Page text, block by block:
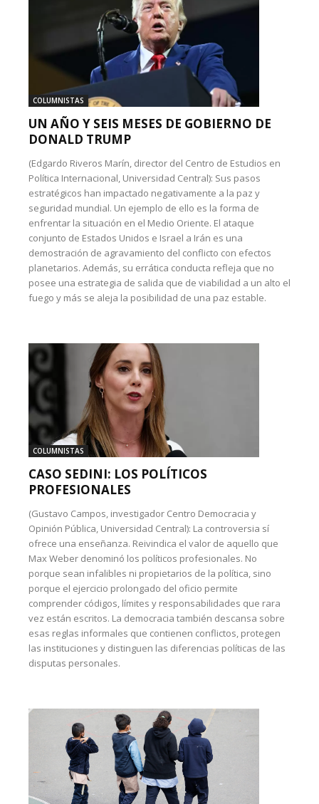
COLUMNISTAS
UN AÑO Y SEIS MESES DE GOBIERNO DE
DONALD TRUMP
(Edgardo Riveros Marín, director del Centro de Estudios en
Política Internacional, Universidad Central): Sus pasos
estratégicos han impactado negativamente a la paz y
seguridad mundial. Un ejemplo de ello es la forma de
enfrentar la situación en el Medio Oriente. El ataque
conjunto de Estados Unidos e Israel a Irán es una
demostración de agravamiento del conflicto con efectos
planetarios. Además, su errática conducta refleja que no
posee una estrategia de salida que de viabilidad a un alto el
fuego y más se aleja la posibilidad de una paz estable.
COLUMNISTAS
CASO SEDINI: LOS POLÍTICOS
PROFESIONALES
(Gustavo Campos, investigador Centro Democracia y
Opinión Pública, Universidad Central): La controversia sí
ofrece una enseñanza. Reivindica el valor de aquello que
Max Weber denominó los políticos profesionales. No
porque sean infalibles ni propietarios de la política, sino
porque el ejercicio prolongado del oficio permite
comprender códigos, límites y responsabilidades que rara
vez están escritos. La democracia también descansa sobre
esas reglas informales que contienen conflictos, protegen
las instituciones y distinguen las diferencias políticas de las
disputas personales.